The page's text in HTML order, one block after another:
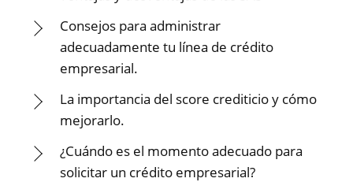
Consejos para administrar
adecuadamente tu línea de crédito
empresarial.
La importancia del score crediticio y cómo
mejorarlo.
¿Cuándo es el momento adecuado para
solicitar un crédito empresarial?